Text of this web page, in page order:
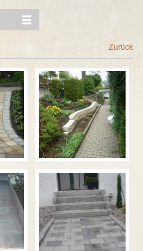
Zurück